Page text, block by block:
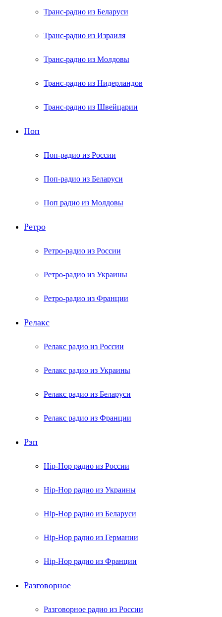
Транс-радио из Беларуси
Транс-радио из Израиля
Транс-радио из Молдовы
Транс-радио из Нидерландов
Транс-радио из Швейцарии
Поп
Поп-радио из России
Поп-радио из Беларуси
Поп радио из Молдовы
Ретро
Ретро-радио из России
Ретро-радио из Украины
Ретро-радио из Франции
Релакс
Релакс радио из России
Релакс радио из Украины
Релакс радио из Беларуси
Релакс радио из Франции
Рэп
Hip-Hop радио из России
Hip-Hop радио из Украины
Hip-Hop радио из Беларуси
Hip-Hop радио из Германии
Hip-Hop радио из Франции
Разговорное
Разговорное радио из России